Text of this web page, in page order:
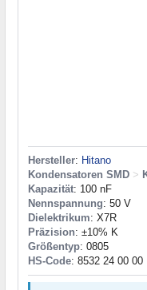
Hersteller: Hitano
Kondensatoren SMD >
Kapazität: 100 nF
Nennspannung: 50 V
Dielektrikum: X7R
Präzision: ±10% K
Größentyp: 0805
HS-Code: 8532 24 00 00